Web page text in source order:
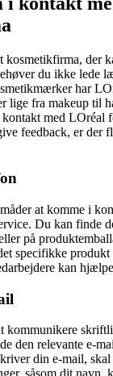
kosmetikfirma, der
du ikke lede
har
lige fra makeup til
med LOréal
feedback, er der
at komme i
Du kan finde
på
specifikke produkt
kan
den relevante e-
din e-mail,